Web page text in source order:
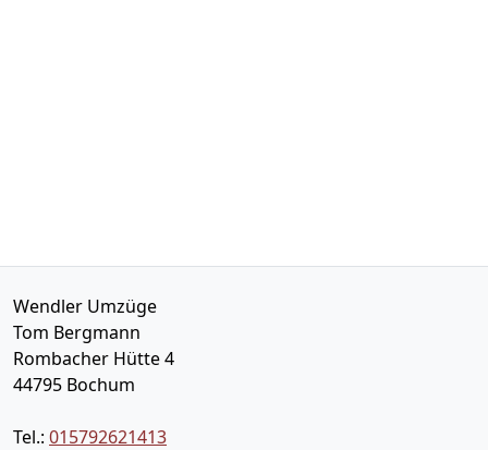
Wendler Umzüge
Tom Bergmann
Rombacher Hütte 4
44795 Bochum
Tel.: 015792621413